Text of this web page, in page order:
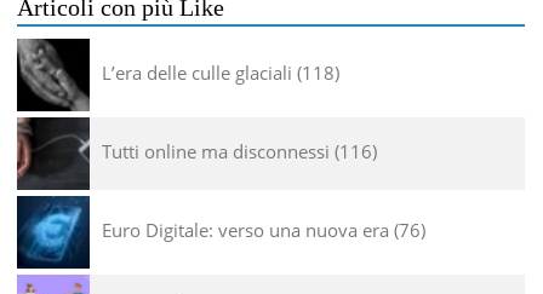
Articoli con più Like
L’era delle culle glaciali 118
Tutti online ma disconnessi 116
Euro Digitale: verso una nuova era 76